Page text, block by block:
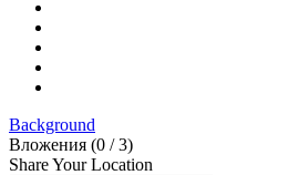
Background
Вложения (0 / 3)
Share Your Location